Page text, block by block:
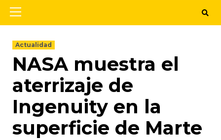
Actualidad
NASA muestra el
aterrizaje de
Ingenuity en la
superficie de Marte